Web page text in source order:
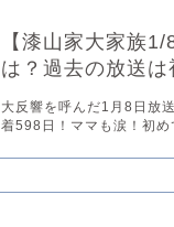
【漆山家大家族
は？過去の放送は
大反響を呼んだ1月8日放
着598日！ママも涙！初